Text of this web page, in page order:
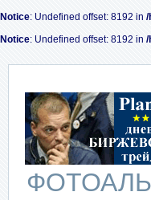
Notice: Undefined offset: 8192 in /
Notice: Undefined offset: 8192 in /